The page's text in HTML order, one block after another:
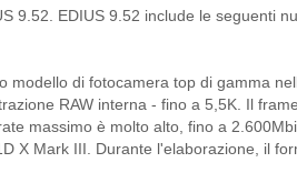
9.52. EDIUS 9.52 include le seguenti
modello di fotocamera top di gamma
RAW interna - fino a 5,5K. Il
massimo è molto alto, fino a
X Mark III. Durante l'elaborazione, il